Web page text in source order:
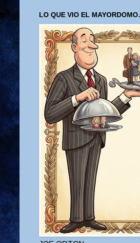
LO QUE VIO EL MAYORDOMO.